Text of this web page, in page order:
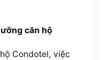
căn hộ
Condotel, việc